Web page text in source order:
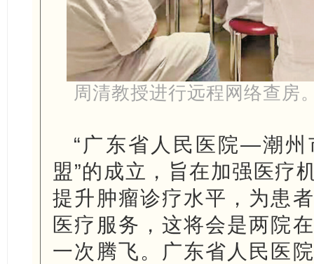
周清教授进行远程网络查房
“广东省人民医院—潮州
盟”的成立，旨在加强医疗
提升肿瘤诊疗水平，为患
医疗服务，这将会是两院
一次腾飞。广东省人民医